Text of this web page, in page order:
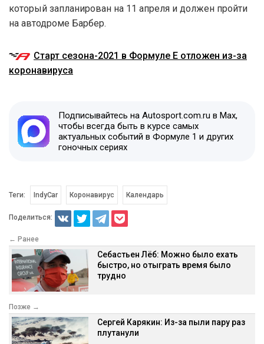
который запланирован на 11 апреля и должен пройти
на автодроме Барбер.
Старт сезона-2021 в Формуле E отложен из-за
коронавируса
Подписывайтесь на Autosport.com.ru в Max,
чтобы всегда быть в курсе самых
актуальных событий в Формуле 1 и других
гоночных сериях
Теги: IndyCar Коронавирус Календарь
Поделиться:
← Ранее
Себастьен Лёб: Можно было ехать
быстро, но отыграть время было
трудно
Позже →
Сергей Карякин: Из-за пыли пару раз
плутанули